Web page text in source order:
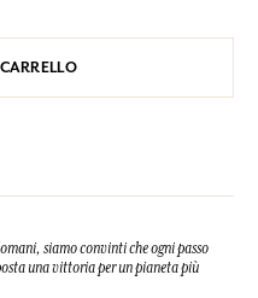
siamo convinti che ogni passo
una vittoria per un pianeta più